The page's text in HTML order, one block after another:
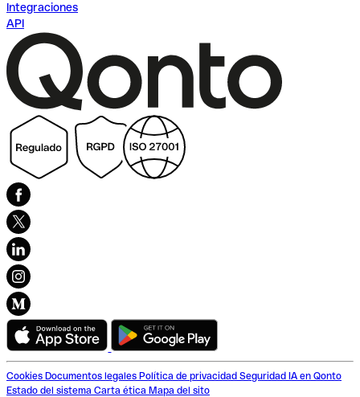
Integraciones
API
Cookies Documentos legales Política de privacidad Seguridad IA en Qonto
Estado del sistema Carta ética Mapa del sito